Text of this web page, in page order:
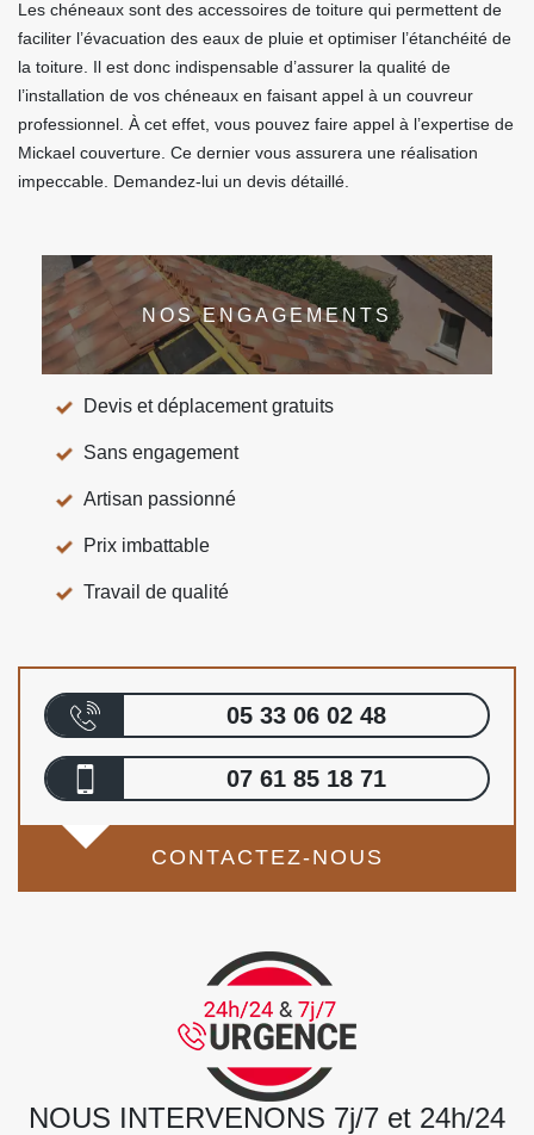
Les chéneaux sont des accessoires de toiture qui permettent de
faciliter l’évacuation des eaux de pluie et optimiser l’étanchéité de
la toiture. Il est donc indispensable d’assurer la qualité de
l’installation de vos chéneaux en faisant appel à un couvreur
professionnel. À cet effet, vous pouvez faire appel à l’expertise de
Mickael couverture. Ce dernier vous assurera une réalisation
impeccable. Demandez-lui un devis détaillé.
NOS ENGAGEMENTS
Devis et déplacement gratuits
Sans engagement
Artisan passionné
Prix imbattable
Travail de qualité
05 33 06 02 48
07 61 85 18 71
CONTACTEZ-NOUS
NOUS INTERVENONS 7j/7 et 24h/24